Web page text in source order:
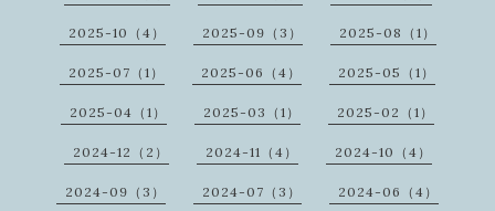
2025-10（4） 2025-09（3） 2025-08（1）
2025-07（1） 2025-06（4） 2025-05（1）
2025-04（1） 2025-03（1） 2025-02（1）
2024-12（2） 2024-11（4） 2024-10（4）
2024-09（3） 2024-07（3） 2024-06（4）